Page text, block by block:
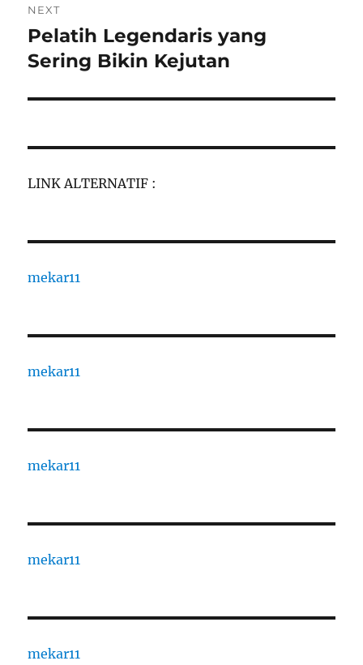
NEXT
Next
post:
Pelatih Legendaris yang
Sering Bikin Kejutan
LINK ALTERNATIF :
mekar11
mekar11
mekar11
mekar11
mekar11